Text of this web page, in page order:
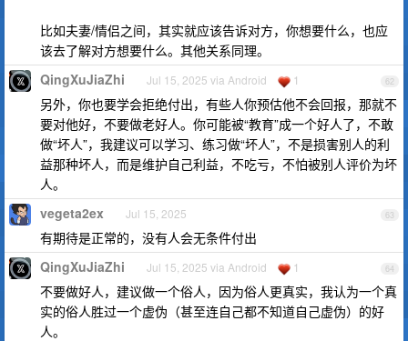
比如夫妻/情侣之间，其实就应该告诉对方，你想要什么，也应
该去了解对方想要什么。其他关系同理。
62
QingXuJiaZhi Jul 15, 2025 via Android 1
另外，你也要学会拒绝付出，有些人你预估他不会回报，那就不
要对他好，不要做老好人。你可能被“教育”成一个好人了，不敢
做“坏人”，我建议可以学习、练习做“坏人”，不是损害别人的利
益那种坏人，而是维护自己利益，不吃亏，不怕被别人评价为坏
人。
63
vegeta2ex Jul 15, 2025
有期待是正常的，没有人会无条件付出
64
QingXuJiaZhi Jul 15, 2025 via Android 1
不要做好人，建议做一个俗人，因为俗人更真实，我认为一个真
实的俗人胜过一个虚伪（甚至连自己都不知道自己虚伪）的好
人。